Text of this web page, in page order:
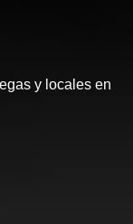
y locales en